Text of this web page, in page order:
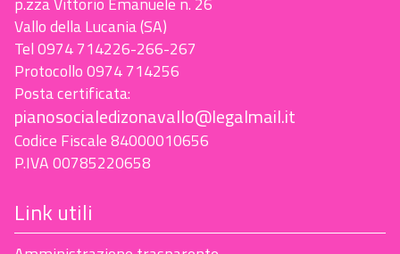
Vallo della Lucania (SA)
Tel 0974 714226-266-267
Protocollo 0974 714256
Posta certificata:
pianosocialedizonavallo@legalmail.it
Codice Fiscale 84000010656
P.IVA 00785220658
Link utili